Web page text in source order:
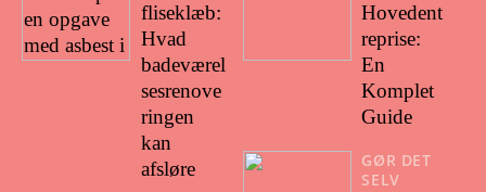
fliseklæb:
Hvad
badeværel
sesrenove
ringen
kan
afsløre
Hovedent
reprise:
En
Komplet
Guide
GØR DET
SELV